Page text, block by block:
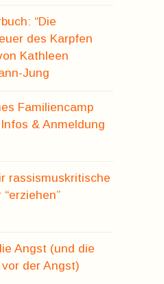
“Die
des Karpfen
Kathleen
Jung
Familiencamp
& Anmeldung
rassismuskritische
“erziehen”
Angst (und die
der Angst)